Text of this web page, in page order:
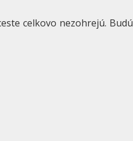
celkovo nezohrejú. Budú